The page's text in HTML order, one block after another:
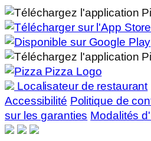
Localisateur de restaurant
Accessibilité Politique de
sur les garanties Modalités